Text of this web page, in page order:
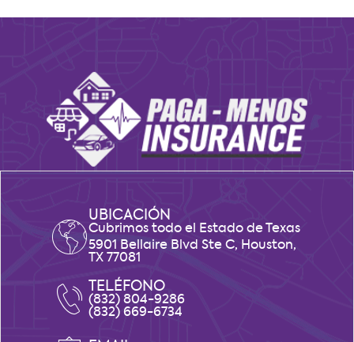
UBICACIÓN
Cubrimos todo el Estado de Texas
5901 Bellaire Blvd Ste C, Houston,
TX 77081
TELÉFONO
(832) 804-9286
(832) 669-6734